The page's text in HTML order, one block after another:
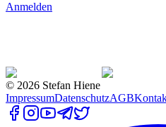
Anmelden
© 2026 Stefan Hiene
ImpressumDatenschutzAGB